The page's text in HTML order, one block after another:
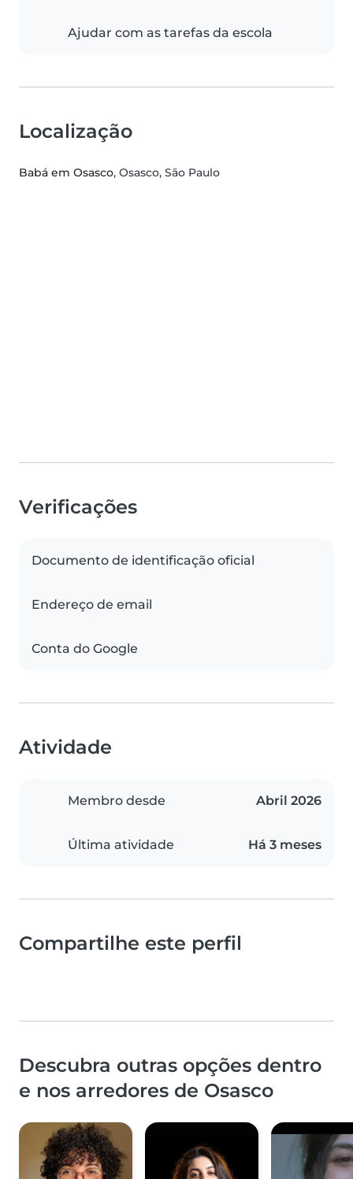
Ajudar com as tarefas da escola
Localização
Babá em Osasco, Osasco, São Paulo
Verificações
Documento de identificação oficial
Endereço de email
Conta do Google
Atividade
Membro desde Abril 2026
Última atividade Há 3 meses
Compartilhe este perfil
Descubra outras opções dentro
e nos arredores de Osasco